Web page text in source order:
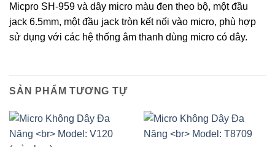
Micpro SH-959 và dây micro màu đen theo bộ, một đầu
jack 6.5mm, một đầu jack tròn kết nối vào micro, phù hợp
sử dụng với các hệ thống âm thanh dùng micro có dây.
SẢN PHẨM TƯƠNG TỰ